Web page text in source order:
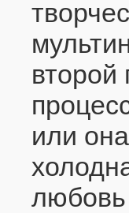
второй
или